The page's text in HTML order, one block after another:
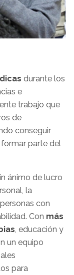
durante los
e
trabajo que
de
conseguir
parte del
ánimo de lucro
la
con
Con más
, educación y
un equipo
para